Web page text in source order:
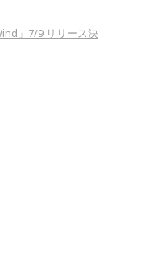
」7/9 リリース決